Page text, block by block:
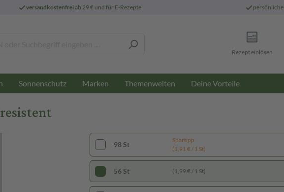
versandkostenfreiab 29 € und für E-Rezepte persönliche
Rezept einlösen
Sonnenschutz Marken Themenwelten Deine Vorteile
98 St
Spartipp
(1,91 € / 1 St)
56 St (1,99 € / 1 St)